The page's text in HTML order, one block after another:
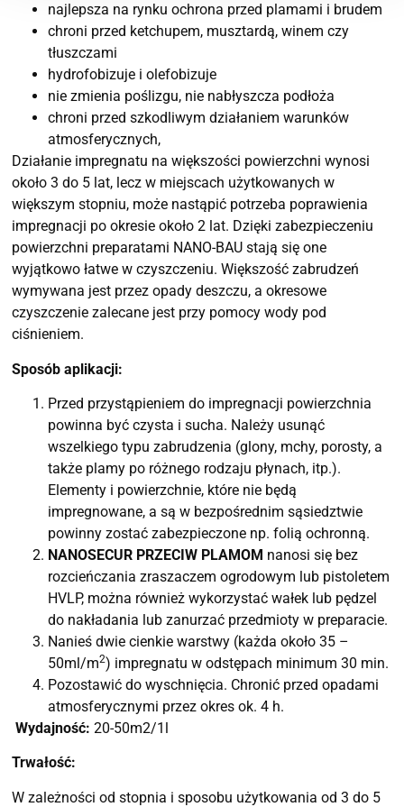
najlepsza na rynku ochrona przed plamami i brudem
chroni przed ketchupem, musztardą, winem czy
tłuszczami
hydrofobizuje i olefobizuje
nie zmienia poślizgu, nie nabłyszcza podłoża
chroni przed szkodliwym działaniem warunków
atmosferycznych,
Działanie impregnatu na większości powierzchni wynosi
około 3 do 5 lat, lecz w miejscach użytkowanych w
większym stopniu, może nastąpić potrzeba poprawienia
impregnacji po okresie około 2 lat. Dzięki zabezpieczeniu
powierzchni preparatami NANO-BAU stają się one
wyjątkowo łatwe w czyszczeniu. Większość zabrudzeń
wymywana jest przez opady deszczu, a okresowe
czyszczenie zalecane jest przy pomocy wody pod
ciśnieniem.
Sposób aplikacji:
Przed przystąpieniem do impregnacji powierzchnia
powinna być czysta i sucha. Należy usunąć
wszelkiego typu zabrudzenia (glony, mchy, porosty, a
także plamy po różnego rodzaju płynach, itp.).
Elementy i powierzchnie, które nie będą
impregnowane, a są w bezpośrednim sąsiedztwie
powinny zostać zabezpieczone np. folią ochronną.
NANOSECUR PRZECIW PLAMOM nanosi się bez
rozcieńczania zraszaczem ogrodowym lub pistoletem
HVLP, można również wykorzystać wałek lub pędzel
do nakładania lub zanurzać przedmioty w preparacie.
Nanieś dwie cienkie warstwy (każda około 35 –
50ml/m2) impregnatu w odstępach minimum 30 min.
Pozostawić do wyschnięcia. Chronić przed opadami
atmosferycznymi przez okres ok. 4 h.
Wydajność:20-50m2/1l
Trwałość:
W zależności od stopnia i sposobu użytkowania od 3 do 5